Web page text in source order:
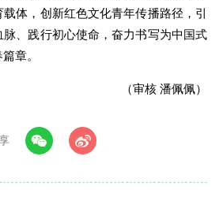
体，创新红色文化青年传播路径，引
、践行初心使命，奋力书写为中国式
章。
（审核 潘佩佩）